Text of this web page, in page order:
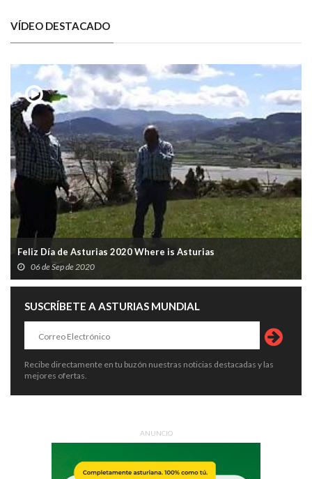
VÍDEO DESTACADO
Feliz Día de Asturias 2020 Where is Asturias
06 de Sep de 2020
SUSCRÍBETE A ASTURIAS MUNDIAL
Recibe directamente en tu buzón nuestras noticias destacadas y las
mejores ofertas.
ANUNCIO